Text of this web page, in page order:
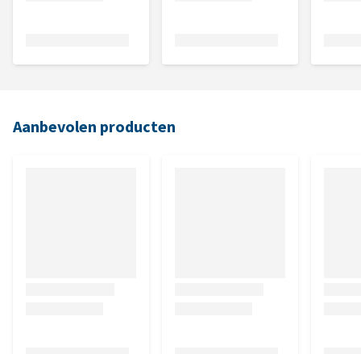
Aanbevolen producten